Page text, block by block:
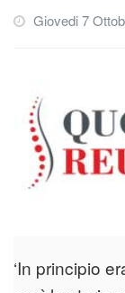
Giovedi 7
‘In principio